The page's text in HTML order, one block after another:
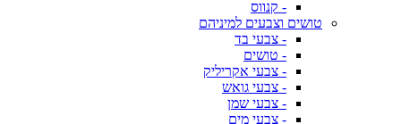
- קנווס
טושים וצבעים למיניהם
- צבעי בד
- טושים
- צבעי אקריליק
- צבעי גואש
- צבעי שמן
- צבעי מים